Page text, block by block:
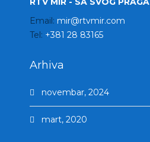
Email: mir@rtvmir.com
Tel: +381 28 83165
Arhiva
novembar, 2024
mart, 2020